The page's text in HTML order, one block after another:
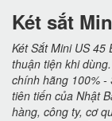
Két sắt
Két Sắt Mini US 45
thuận tiện khi
chính hãng 100% -
tiên tiến của Nhật
hàng, công ty, cơ